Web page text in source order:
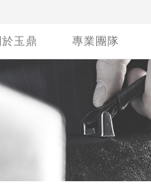
於玉鼎 專業團隊